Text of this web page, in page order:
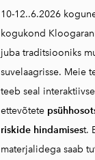
10-12..6.2026
kogukond
juba traditsiooniks
suvelaagrisse. Meie
teeb seal
ettevõtete
riskide hindamisest.
materjalidega saab